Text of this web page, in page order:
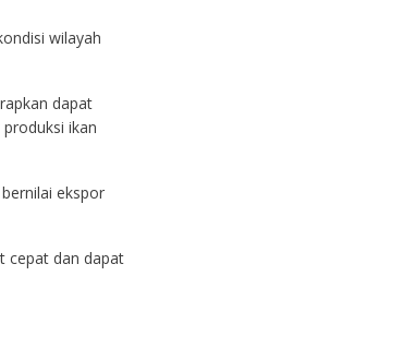
wilayah
dapat
ikan
ekspor
cepat dan dapat